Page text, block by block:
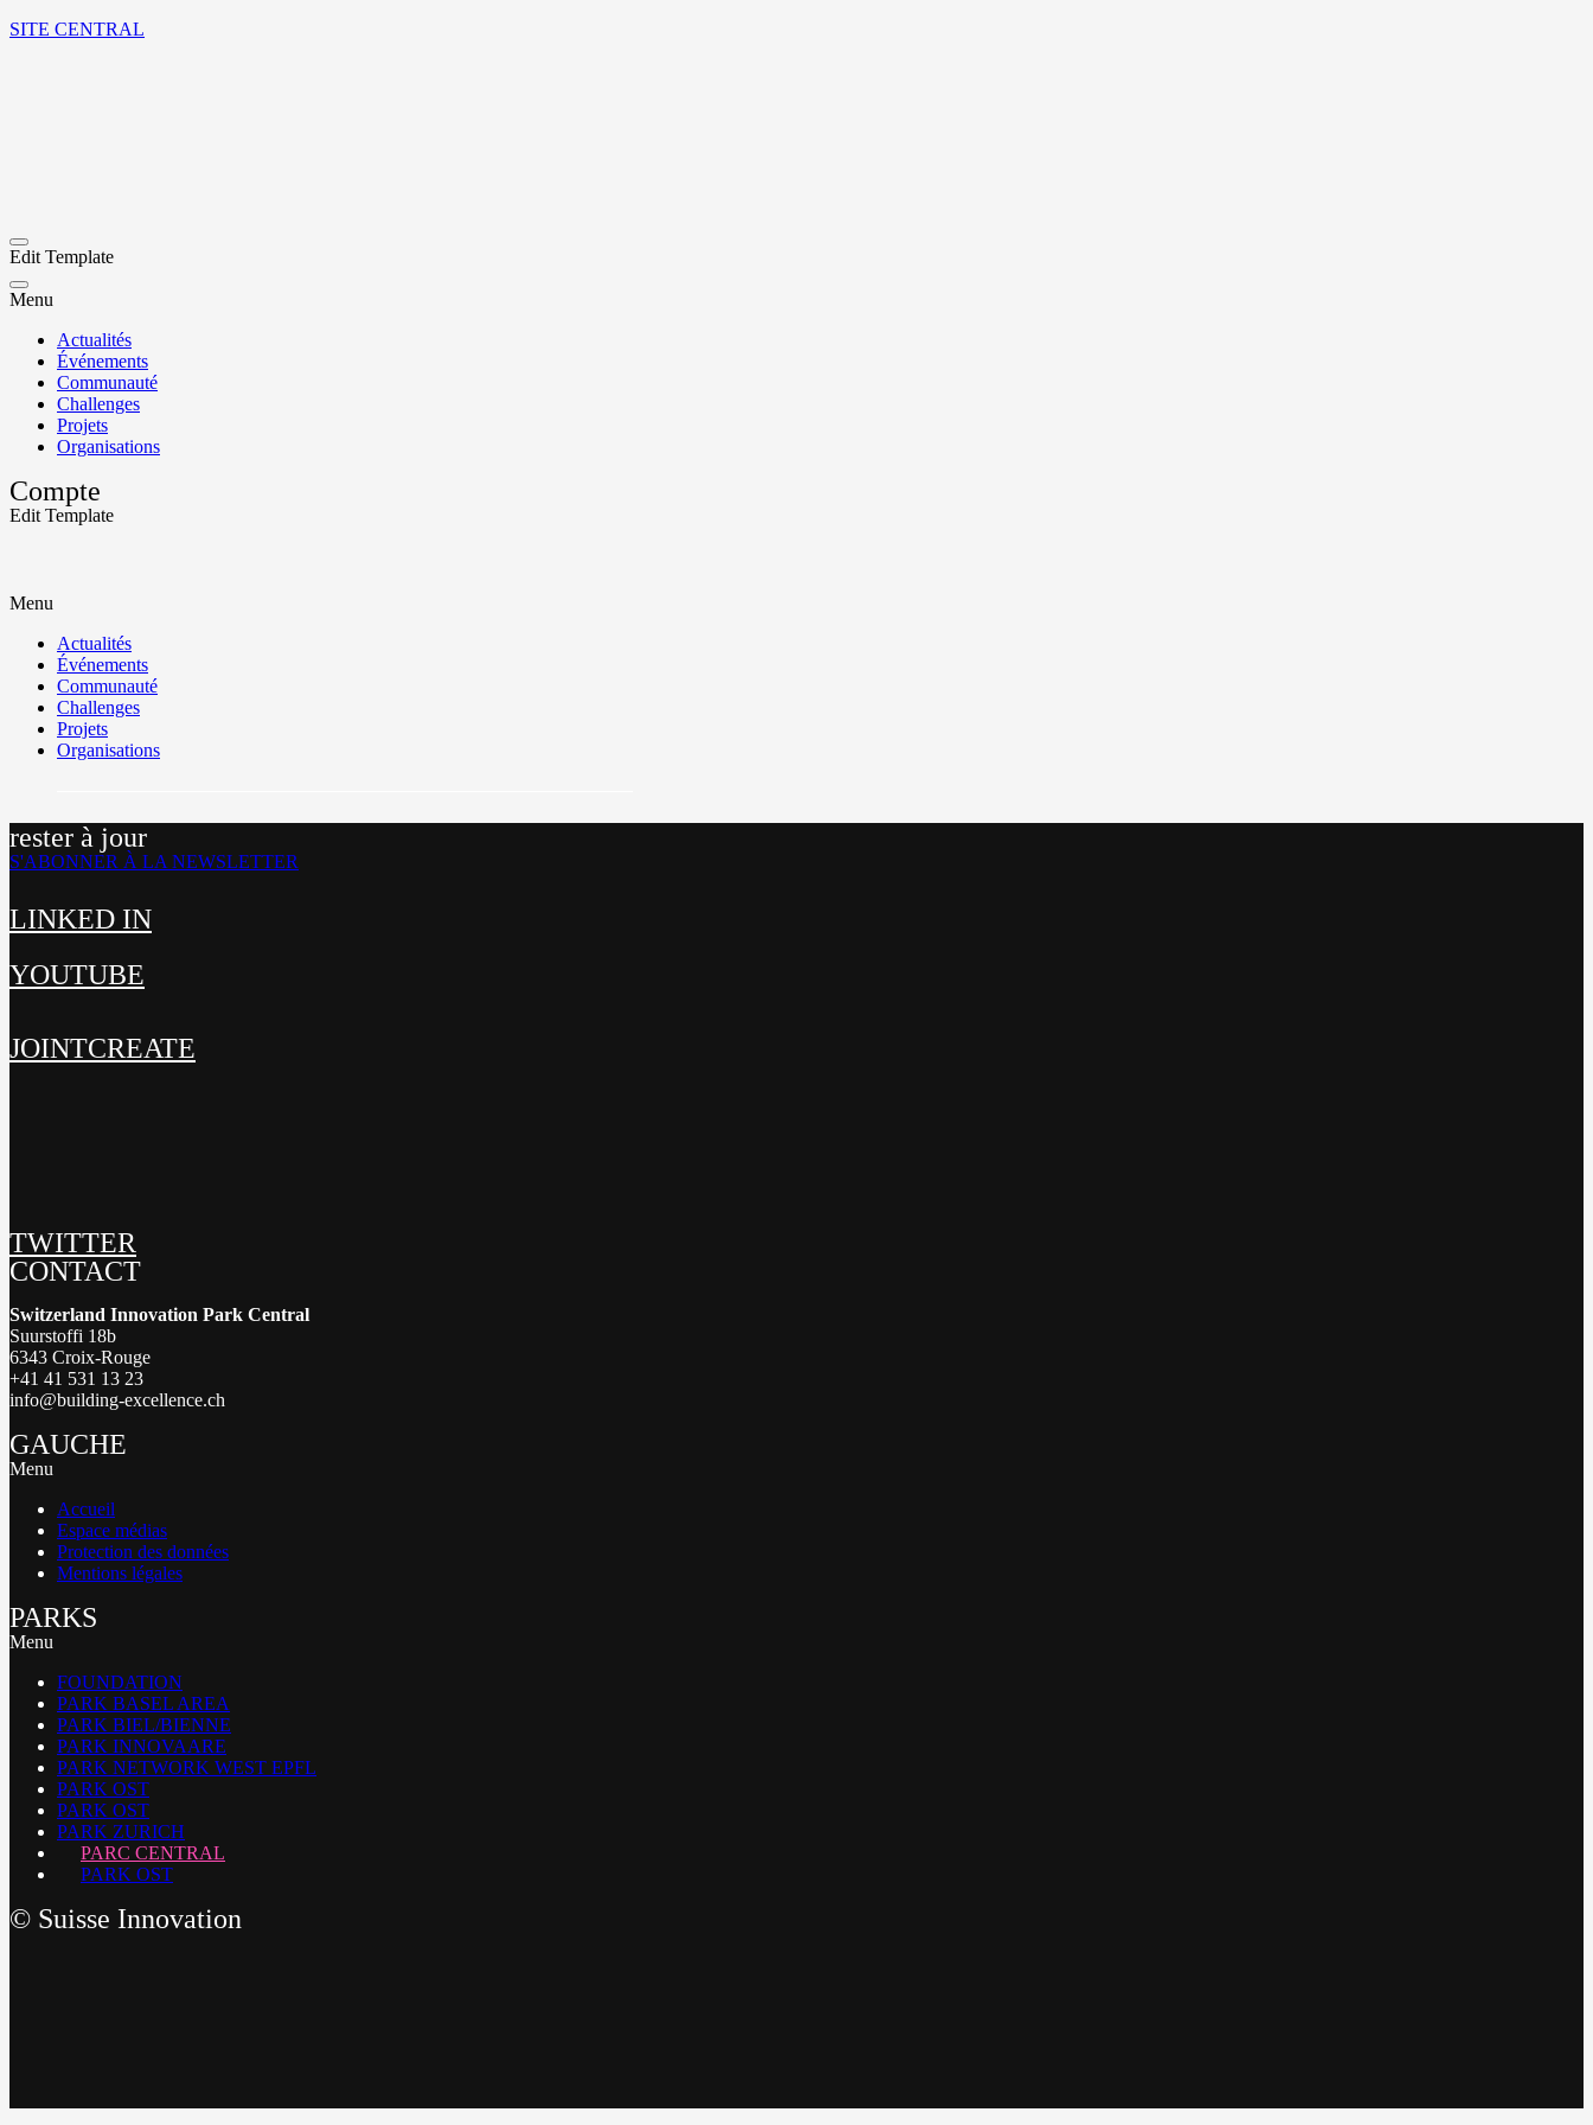
SITE CENTRAL
Menu
Actualités
Événements
Communauté
Challenges
Projets
Organisations
Edit Template
Menu
Actualités
Événements
Communauté
Challenges
Projets
Organisations
Compte
Edit Template
rester à jour
S'ABONNER À LA NEWSLETTER
LINKED IN
YOUTUBE
JOINTCREATE
TWITTER
CONTACT
Switzerland Innovation Park Central
Suurstoffi 18b
6343 Croix-Rouge
+41 41 531 13 23
info@building-excellence.ch
GAUCHE
Menu
Accueil
Espace médias
Protection des données
Mentions légales
PARKS
Menu
FOUNDATION
PARK BASEL AREA
PARK BIEL/BIENNE
PARK INNOVAARE
PARK NETWORK WEST EPFL
PARK OST
PARK OST
PARK ZURICH
PARC CENTRAL
PARK OST
© Suisse Innovation